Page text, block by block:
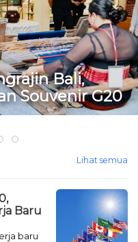
Bali,
Souvenir G20
Lihat semua
Baru
baru